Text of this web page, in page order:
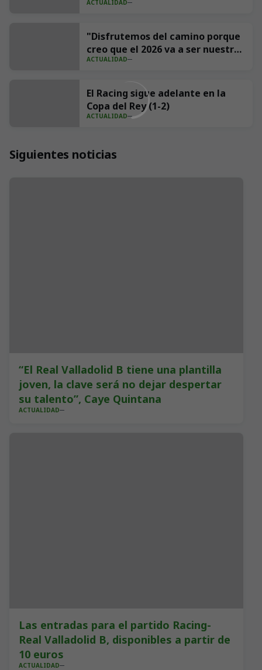
redes con 539 millones de
ACTUALIDAD
"Disfrutemos del camino porque
creo que el 2026 va a ser nuestro
año"
ACTUALIDAD
El Racing sigue adelante en la
Copa del Rey (1-2)
ACTUALIDAD
Siguientes noticias
“El Real Valladolid B tiene una plantilla
joven, la clave será no dejar despertar
su talento”, Caye Quintana
ACTUALIDAD
Las entradas para el partido Racing-
Real Valladolid B, disponibles a partir de
10 euros
ACTUALIDAD